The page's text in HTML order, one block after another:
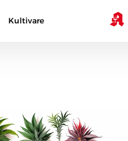
Kultivare